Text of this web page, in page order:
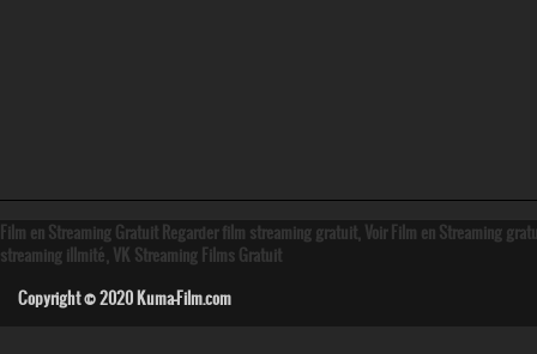
Film en Streaming Gratuit Regarder film streaming gratuit, Voir Film en Streaming
streaming illmité, VK Streaming Films Gratuit
Copyright © 2020Kuma-Film.com